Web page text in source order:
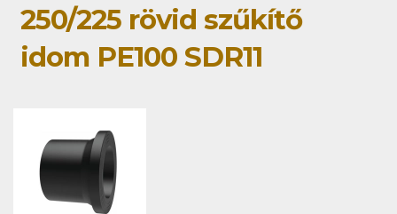
250/225 rövid szűkítő
idom PE100 SDR11